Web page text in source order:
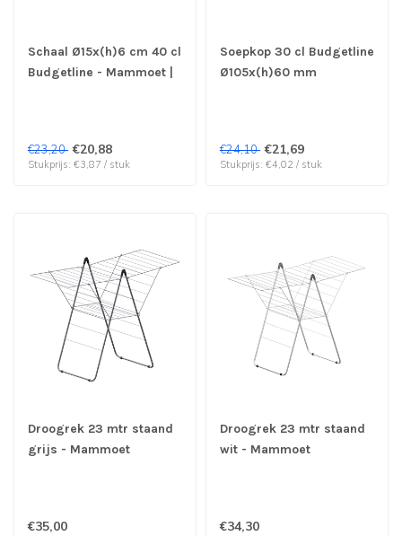
Schaal Ø15x(h)6 cm 40 cl
Budgetline - Mammoet |
€23,20 €20,88
Stukprijs: €3,87 / stuk
Soepkop 30 cl Budgetline
Ø105x(h)60 mm
€24,10 €21,69
Stukprijs: €4,02 / stuk
Droogrek 23 mtr staand
grijs - Mammoet
€35,00
Droogrek 23 mtr staand
wit - Mammoet
€34,30